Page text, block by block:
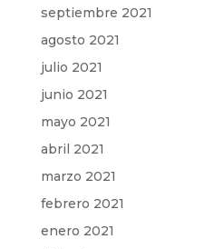
septiembre 2021
agosto 2021
julio 2021
junio 2021
mayo 2021
abril 2021
marzo 2021
febrero 2021
enero 2021